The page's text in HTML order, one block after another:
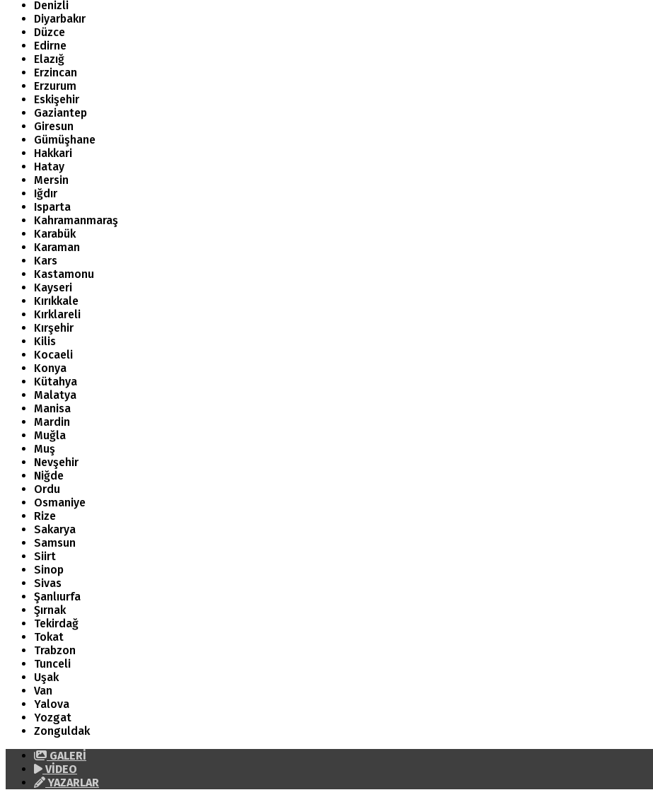
Denizli
Diyarbakır
Düzce
Edirne
Elazığ
Erzincan
Erzurum
Eskişehir
Gaziantep
Giresun
Gümüşhane
Hakkari
Hatay
Mersin
Iğdır
Isparta
Kahramanmaraş
Karabük
Karaman
Kars
Kastamonu
Kayseri
Kırıkkale
Kırklareli
Kırşehir
Kilis
Kocaeli
Konya
Kütahya
Malatya
Manisa
Mardin
Muğla
Muş
Nevşehir
Niğde
Ordu
Osmaniye
Rize
Sakarya
Samsun
Siirt
Sinop
Sivas
Şanlıurfa
Şırnak
Tekirdağ
Tokat
Trabzon
Tunceli
Uşak
Van
Yalova
Yozgat
Zonguldak
GALERİ
VİDEO
YAZARLAR